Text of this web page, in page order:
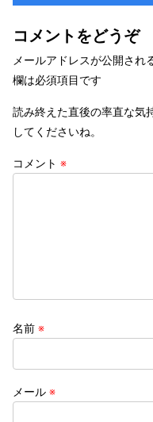
コメントをどうぞ
メールアドレスが公開され
欄は必須項目です
読み終えた直後の率直な気
してくださいね。
コメント ※
名前 ※
メール ※